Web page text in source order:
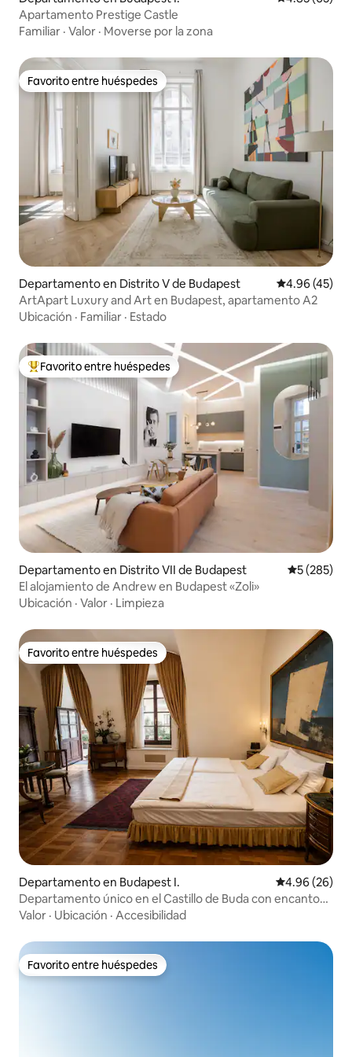
Apartamento Prestige Castle
Familiar · Valor · Moverse por la zona
Favorito entre huéspedes
Favorito entre huéspedes
Departamento en Distrito V de Budapest Calificación
4.96 (45)
ArtApart Luxury and Art en Budapest, apartamento A2
Ubicación · Familiar · Estado
De los mejores en Favorito entre huéspedes
Favorito entre huéspedes
Departamento en Distrito VII de Budapest
5 (285)
El alojamiento de Andrew en Budapest «Zoli»
Ubicación · Valor · Limpieza
Favorito entre huéspedes
Favorito entre huéspedes
Departamento en Budapest I. Calificación
4.96 (26)
Departamento único en el Castillo de Buda con encanto
histórico
Valor · Ubicación · Accesibilidad
Favorito entre huéspedes
Favorito entre huéspedes